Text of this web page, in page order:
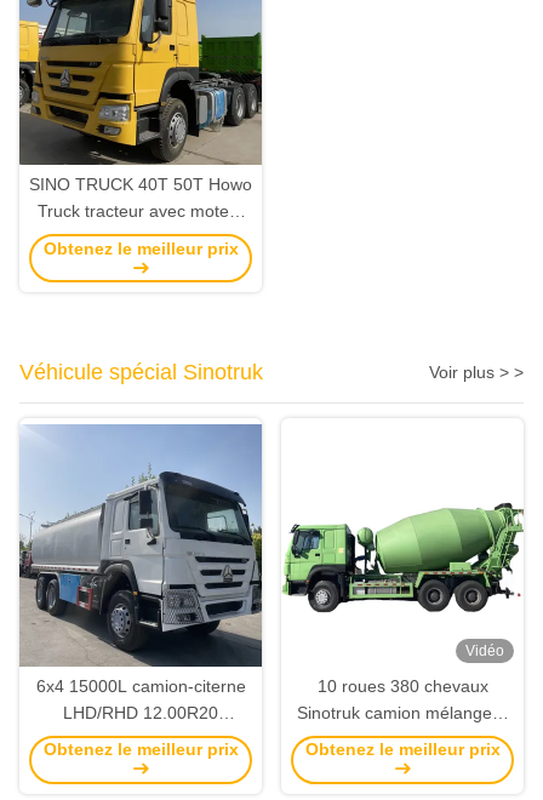
SINO TRUCK 40T 50T Howo
Truck tracteur avec moteur
WEICHAI capacité réservoir
de carburant 300-400L
Obtenez le meilleur prix
Véhicule spécial Sinotruk Voir plus > >
6x4 15000L camion-citerne
LHD/RHD 12.00R20
personnalisable avec 3
ensembles de soupapes
Obtenez le meilleur prix
Vidéo
10 roues 380 chevaux
Sinotruk camion mélangeur
6X4 type de conduite avec
12CBM Capacité
Obtenez le meilleur prix